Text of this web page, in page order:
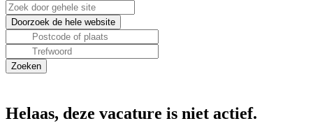
Helaas, deze vacature is niet actief.